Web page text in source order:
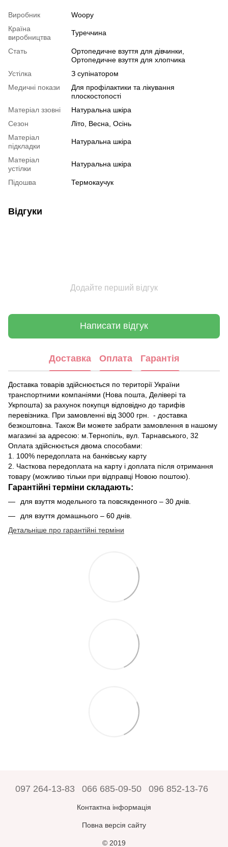
Виробник
Woopy
Країна
виробництва
Туреччина
Стать
Ортопедичне взуття для дівчинки,
Ортопедичне взуття для хлопчика
Устілка
З супінатором
Медичні покази
Для профілактики та лікування
плоскостопості
Матеріал ззовні
Натуральна шкіра
Сезон
Літо, Весна, Осінь
Матеріал
підкладки
Натуральна шкіра
Матеріал
устілки
Натуральна шкіра
Підошва Термокаучук
Відгуки
Додайте перший відгук
Написати відгук
Доставка Оплата Гарантія
Доставка товарів здійснюється по території України
транспортними компаніями (Нова пошта, Делівері та
Укрпошта) за рахунок покупця відповідно до тарифів
перевізника. При замовленні від 3000 грн. - доставка
безкоштовна. Також Ви можете забрати замовлення в нашому
магазині за адресою: м.Тернопіль, вул. Тарнавського, 32
Оплата здійснюється двома способами:
1. 100% передоплата на банківську карту
2. Часткова передоплата на карту і доплата після отримання
товару (можливо тільки при відправці Новою поштою).
Гарантійні терміни складають:
для взуття модельного та повсякденного – 30 днів.
для взуття домашнього – 60 днів.
Детальніше про гарантійні терміни
097 264-13-83 066 685-09-50 096 852-13-76
Контактна інформація
Повна версія сайту
© 2019